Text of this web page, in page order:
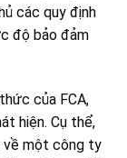
các quy định
độ bảo đảm
của FCA,
hiện. Cụ thể,
về một công ty